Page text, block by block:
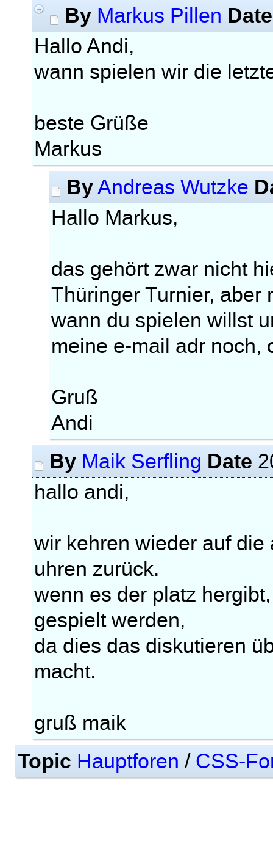
By Markus Pillen Date
Hallo Andi,
wann spielen wir die
beste Grüße
Markus
ByAndreas Wutzke
Hallo Markus,
das gehört zwar nicht
Thüringer Turnier, aber
wann du spielen willst
meine e-mail adr noch,
Gruß
Andi
By Maik Serfling Date
hallo andi,
wir kehren wieder auf
uhren zurück.
wenn es der platz
gespielt werden,
da dies das diskutieren
macht.
gruß maik
Topic Hauptforen / CSS-